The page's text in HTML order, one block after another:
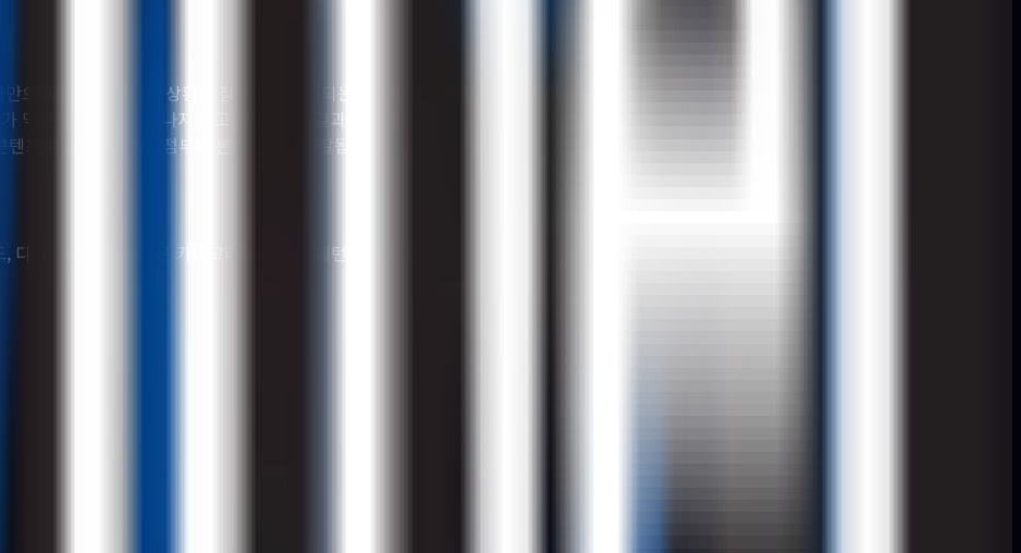
만으로 답하기 어려운 상황형 질문에서 호명되는 브랜드가 사용자 의사결정에 더 큰 영향력.
막연한 표현으로 끝나지 않고, 단계·기준·결과로 풀린 가이드가 있어야 AI가 인용합니다.
츠 효과는 3분기 시점부터 본격적으로 관찰됩니다.
자이너 브랜드 같은 카테고리에서 같은 패턴이 빠르게 재현됩니다.